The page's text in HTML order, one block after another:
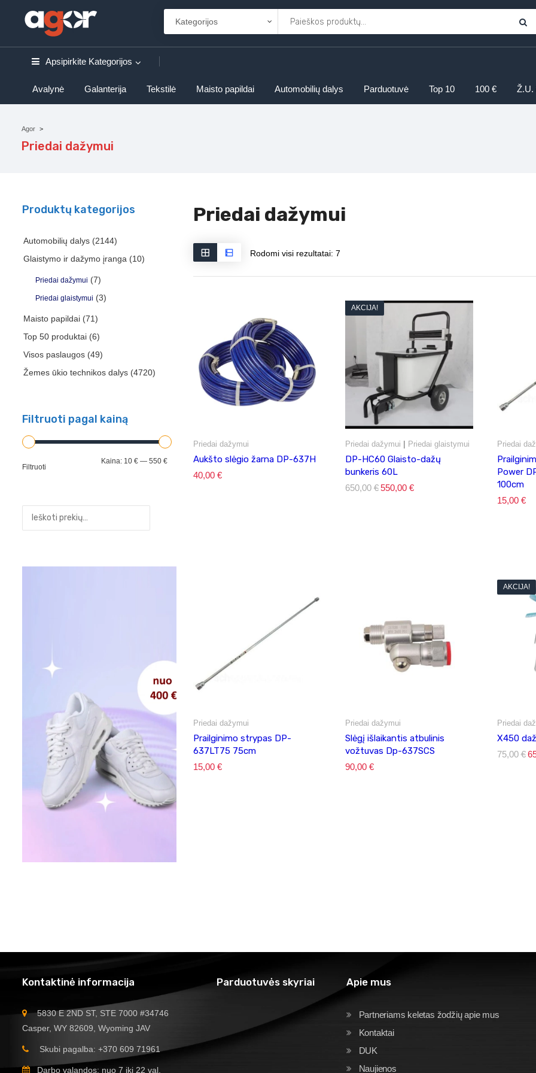
Apsipirkite Kategorijos
Avalynė Galanterija Tekstilė Maisto papildai Automobilių dalys Parduotuvė Top 10 100 € Ž.U.
Agor
Priedai dažymui
Produktų kategorijos
Automobilių dalys (2144)
Glaistymo ir dažymo įranga (10)
Priedai dažymui (7)
Priedai glaistymui (3)
Maisto papildai (71)
Top 50 produktai (6)
Visos paslaugos (49)
Žemes ūkio technikos dalys (4720)
Filtruoti pagal kainą
Min
Maks
Filtruoti
Kaina: 10 € — 550 €
Priedai dažymui
Rodomi visi rezultatai: 7
Priedai dažymui
Aukšto slėgio žarna DP-637H
40,00 €
AKCIJA!
Priedai dažymui | Priedai glaistymui
DP-HC60 Glaisto-dažų
bunkeris 60L
650,00 € Original
550,00 €Current
Priedai
Power
100cm
15,00 €
Priedai dažymui
Prailginimo strypas DP-
637LT75 75cm
15,00 €
Priedai dažymui
Slėgį išlaikantis atbulinis
vožtuvas Dp-637SCS
90,00 €
AKCIJA!
Priedai
X450
75,00€
Kontaktinė informacija
5830 E 2ND ST, STE 7000 #34746
Casper, WY 82609, Wyoming JAV
Skubi pagalba: +370 609 71961
Darbo valandos: nuo 7 iki 22 val.
Parduotuvės skyriai Apie mus
Partneriams keletas žodžių apie mus
Kontaktai
DUK
Naujienos